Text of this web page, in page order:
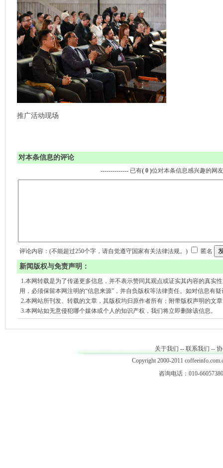
推广活动现场
对本条信息的评论
-------------- 已有( 0 )位对本条信息感兴趣的网
评论内容：(不能超过250个字，请自觉遵守国家有关法律法规。) 匿名
新闻版权与免责声明：
1.本网转载是为了传递更多信息，并不表示赞同其观点或证实其内容的真实
用，必须保留本网注明的“信息来源”，并自负版权等法律责任。如对信息有
2.本网站所刊发、转载的文章，其版权均归原作者所有；附带版权声明的文
3.本网站如无意侵犯哪个媒体或个人的知识产权，我们将立即删除该信息。
关于我们 -- 联系我们 --
Copyright 2000-2011
咨询电话：010-